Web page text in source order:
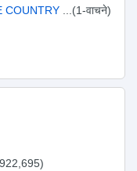
COUNTRY
...(1-वाचने)